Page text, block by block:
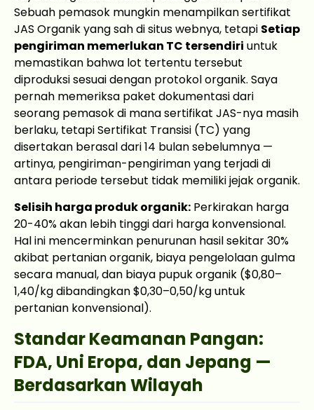
Sebuah pemasok mungkin menampilkan sertifikat
JAS Organik yang sah di situs webnya, tetapi Setiap
pengiriman memerlukan TC tersendiri untuk
memastikan bahwa lot tertentu tersebut
diproduksi sesuai dengan protokol organik. Saya
pernah memeriksa paket dokumentasi dari
seorang pemasok di mana sertifikat JAS-nya masih
berlaku, tetapi Sertifikat Transisi (TC) yang
disertakan berasal dari 14 bulan sebelumnya —
artinya, pengiriman-pengiriman yang terjadi di
antara periode tersebut tidak memiliki jejak organik.
Selisih harga produk organik: Perkirakan harga
20-40% akan lebih tinggi dari harga konvensional.
Hal ini mencerminkan penurunan hasil sekitar 30%
akibat pertanian organik, biaya pengelolaan gulma
secara manual, dan biaya pupuk organik ($0,80–
1,40/kg dibandingkan $0,30–0,50/kg untuk
pertanian konvensional).
Standar Keamanan Pangan:
FDA, Uni Eropa, dan Jepang —
Berdasarkan Wilayah